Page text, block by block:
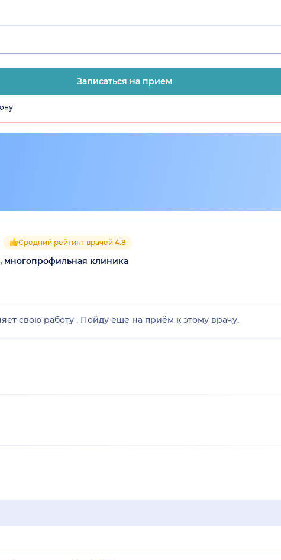
Записаться на прием
Средний рейтинг врачей 4.8
клиника
свою работу . Пойду еще на приём к этому врачу.